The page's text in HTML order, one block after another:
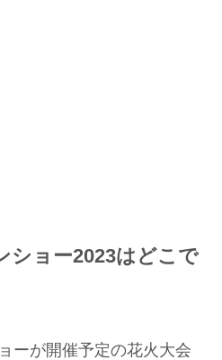
ショー2023はどこで
ーが開催予定の花火大会